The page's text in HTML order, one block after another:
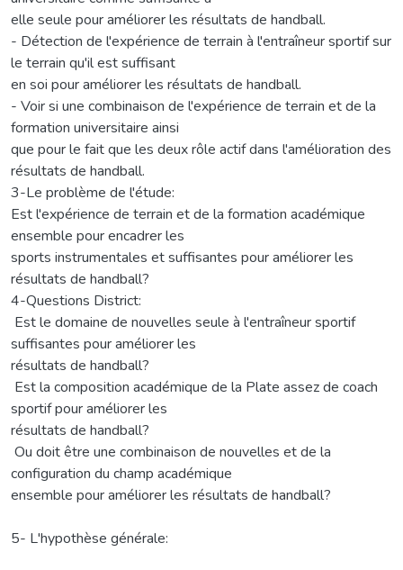
elle seule pour améliorer les résultats de handball.
- Détection de l'expérience de terrain à l'entraîneur sportif sur
le terrain qu'il est suffisant
en soi pour améliorer les résultats de handball.
- Voir si une combinaison de l'expérience de terrain et de la
formation universitaire ainsi
que pour le fait que les deux rôle actif dans l'amélioration des
résultats de handball.
3-Le problème de l'étude:
Est l'expérience de terrain et de la formation académique
ensemble pour encadrer les
sports instrumentales et suffisantes pour améliorer les
résultats de handball?
4-Questions District:
­ Est le domaine de nouvelles seule à l'entraîneur sportif
suffisantes pour améliorer les
résultats de handball?
­ Est la composition académique de la Plate assez de coach
sportif pour améliorer les
résultats de handball?
­ Ou doit être une combinaison de nouvelles et de la
configuration du champ académique
ensemble pour améliorer les résultats de handball?
5- L'hypothèse générale: